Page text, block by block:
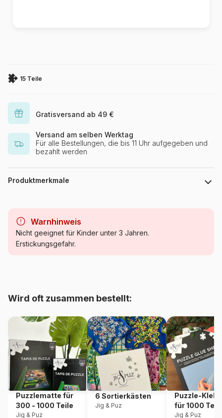
15 Teile
Gratisversand ab 49 €
Versand am selben Werktag
Für alle Bestellungen, die bis 11 Uhr aufgegeben und
bezahlt werden
Produktmerkmale
Kategorie
Puzzle Tiere - Comics und
Artikelnummer Ravensburger-05225
EAN 4005556052257
Teileanzahl 15 Teile
Maße 25 x 15 cm
Warnhinweis
Nicht geeignet für Kinder unter 3 Jahren.
Erstickungsgefahr.
Wird oft zusammen bestellt:
Puzzlematte für
300 - 1000 Teile
Jig & Puz
6 Sortierkästen
Jig & Puz
Puzzle-
für 1000
Jig & Puz